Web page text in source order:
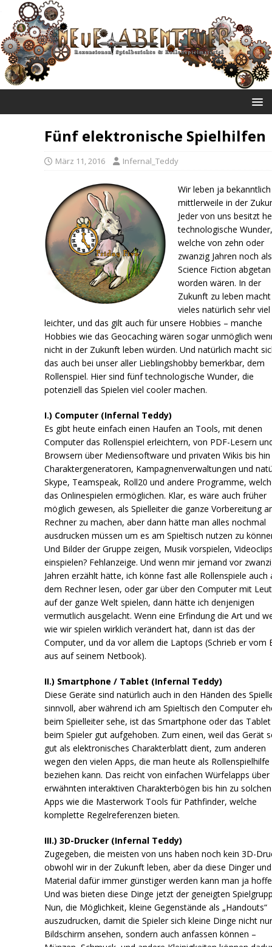
Fünf elektronische Spielhilfen
März 11, 2016 Infernal_Teddy
Wir leben ja bekanntlich
mittlerweile in der
Jeder von uns besitzt
technologische
welche von zehn oder
zwanzig Jahren noch als
Science Fiction abgetan
worden wären. In der
Zukunft zu leben macht
vieles natürlich sehr viel
leichter, und das gilt auch für unsere Hobbies – manche
Hobbies wie das Geocaching wären sogar unmöglich
nicht in der Zukunft leben würden. Und natürlich macht
das auch bei unser aller Lieblingshobby bemerkbar, dem
Rollenspiel. Hier sind fünf technologische Wunder, die
potenziell das Spielen viel cooler machen.
I.) Computer (Infernal Teddy)
Es gibt heute einfach einen Haufen an Tools, mit denen
Computer das Rollenspiel erleichtern, von PDF-Lesern
Browsern über Mediensoftware und privaten Wikis bis hin
Charaktergeneratoren, Kampagnenverwaltungen und
Skype, Teamspeak, Roll20 und andere Programme,
das Onlinespielen ermöglichen. Klar, es wäre auch früher
möglich gewesen, als Spielleiter die ganze Vorbereitung
Rechner zu machen, aber dann hätte man alles nochmal
ausdrucken müssen um es am Spieltisch nutzen zu
Und Bilder der Gruppe zeigen, Musik vorspielen,
einspielen? Fehlanzeige. Und wenn mir jemand vor
Jahren erzählt hätte, ich könne fast alle Rollenspiele auch
dem Rechner lesen, oder gar über den Computer mit
auf der ganze Welt spielen, dann hätte ich denjenigen
vermutlich ausgelacht. Wenn eine Erfindung die Art und
wie wir spielen wirklich verändert hat, dann ist das der
Computer, und da vor allem die Laptops (Schrieb er vom
aus auf seinem Netbook).
II.) Smartphone / Tablet (Infernal Teddy)
Diese Geräte sind natürlich auch in den Händen des
sinnvoll, aber während ich am Spieltisch den Computer
beim Spielleiter sehe, ist das Smartphone oder das
beim Spieler gut aufgehoben. Zum einen, weil das Gerät
gut als elektronisches Charakterblatt dient, zum anderen
wegen den vielen Apps, die man heute als Rollenspielhilfe
beziehen kann. Das reicht von einfachen Würfelapps über
erwähnten interaktiven Charakterbögen bis hin zu solchen
Apps wie die Masterwork Tools für Pathfinder, welche
komplette Regelreferenzen bieten.
III.) 3D-Drucker (Infernal Teddy)
Zugegeben, die meisten von uns haben noch kein 3D-
obwohl wir in der Zukunft leben, aber da diese Dinger
Material dafür immer günstiger werden kann man ja
Und was bieten diese Dinge jetzt der geneigten
Nun, die Möglichkeit, kleine Gegenstände als „Handouts“
auszudrucken, damit die Spieler sich kleine Dinge nicht
Bildschirm ansehen, sondern auch anfassen können –